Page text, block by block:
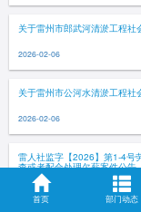
关于雷州市郎武河清淤工程
2026-02-06
关于雷州市公河水清淤工程
2026-02-06
雷人社监字【2026】第1-4号
查或者配合处理欠薪案件公告
2026-02-03
首页
部门动态